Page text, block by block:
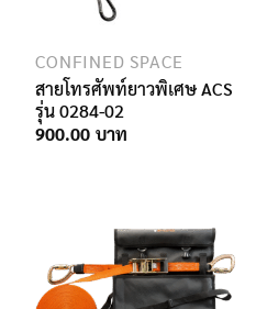
CONFINED SPACE
สายโทรศัพท์ยาวพิเศษ ACS
รุ่น 0284-02
900.00